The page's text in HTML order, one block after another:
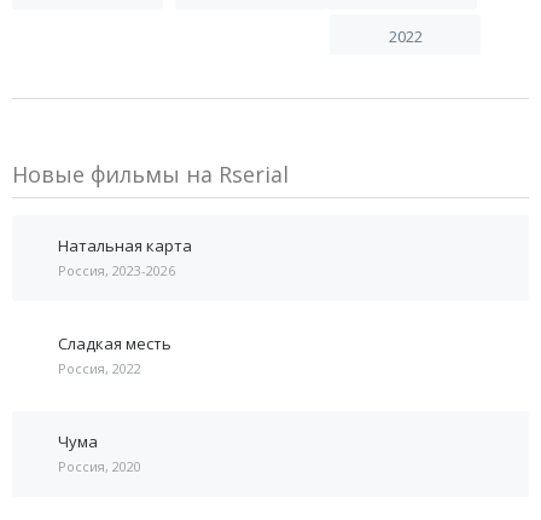
2022
Новые фильмы на Rserial
Натальная карта
Россия, 2023-2026
Сладкая месть
Россия, 2022
Чума
Россия, 2020